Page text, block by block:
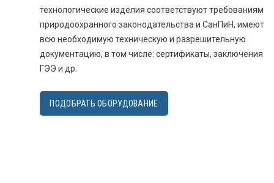
технологические изделия соответствуют требованиям
природоохранного законодательства и СанПиН, имеют
всю необходимую техническую и разрешительную
документацию, в том числе: сертификаты, заключения
ГЭЭ и др.
ПОДОБРАТЬ ОБОРУДОВАНИЕ